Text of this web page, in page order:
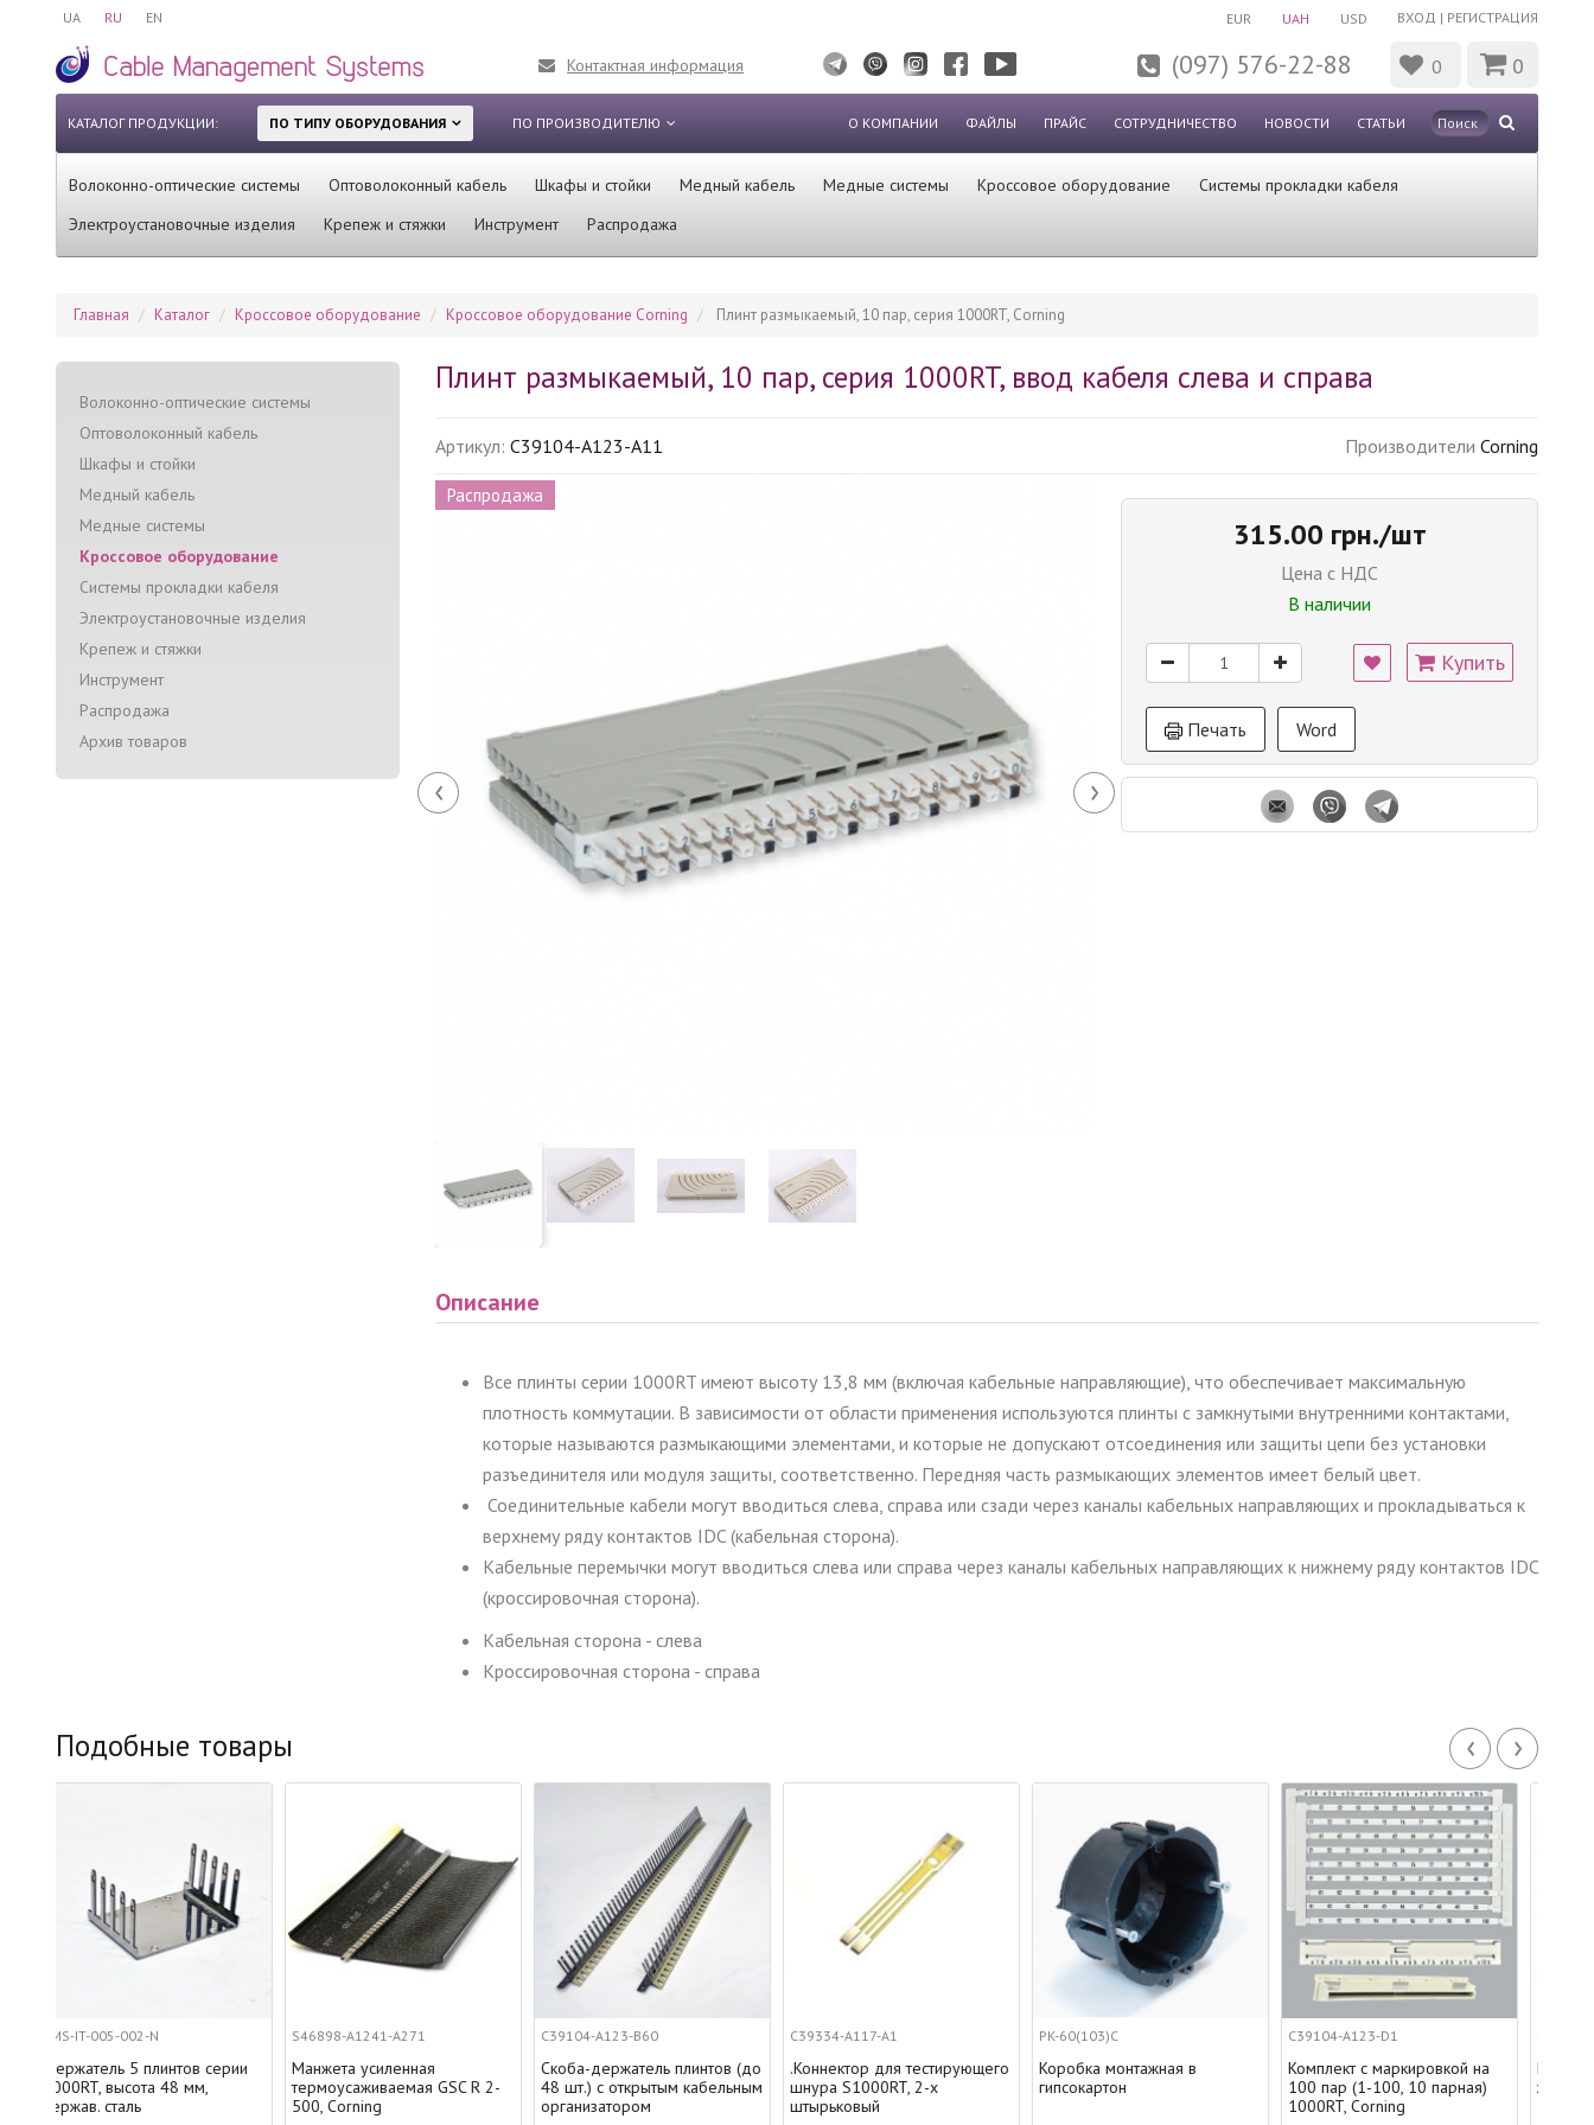
UA RU EN ВХОД | РЕГИСТРАЦИЯ
EUR UAH USD
Контактная информация (097) 576-22-88 0 0
КАТАЛОГ ПРОДУКЦИИ: ПО ТИПУ ОБОРУДОВАНИЯ ПО ПРОИЗВОДИТЕЛЮ О КОМПАНИИ ФАЙЛЫ ПРАЙС СОТРУДНИЧЕСТВО НОВОСТИ СТАТЬИ
Волоконно-оптические системы Оптоволоконный кабель Шкафы и стойки Медный кабель Медные системы Кроссовое оборудование
Системы прокладки кабеля
Электроустановочные изделия
Крепеж и стяжки Инструмент Распродажа
Главная Каталог Кроссовое оборудование Кроссовое оборудование Corning Плинт размыкаемый, 10 пар, серия 1000RT, Corning
Волоконно-оптические системы
Оптоволоконный кабель
Шкафы и стойки
Медный кабель
Медные системы
Кроссовое оборудование
Системы прокладки кабеля
Электроустановочные изделия
Крепеж и стяжки
Инструмент
Распродажа
Архив товаров
Плинт размыкаемый, 10 пар, серия 1000RT, ввод кабеля слева и справа
Артикул: C39104-A123-A11 Производители Corning
Распродажа
‹ ›
315.00 грн./шт
Цена с НДС
В наличии
Купить
Печать Word
Описание
Все плинты серии 1000RT имеют высоту 13,8 мм (включая кабельные направляющие), что обеспечивает максимальную
плотность коммутации. В зависимости от области применения используются плинты с замкнутыми внутренними контактами,
которые называются размыкающими элементами, и которые не допускают отсоединения или защиты цепи без установки
разъединителя или модуля защиты, соответственно. Передняя часть размыкающих элементов имеет белый цвет.
Соединительные кабели могут вводиться слева, справа или сзади через каналы кабельных направляющих и прокладываться к
верхнему ряду контактов IDC (кабельная сторона).
Кабельные перемычки могут вводиться слева или справа через каналы кабельных направляющих к нижнему ряду контактов IDC
(кроссировочная сторона).
Кабельная сторона - слева
Кроссировочная сторона - справа
Подобные товары ‹ ›
S46898-A1241-A271
Манжета усиленная
термоусаживаемая GSC R 2-
500, Corning
C39104-A123-B60
Скоба-держатель плинтов (до
48 шт.) с открытым кабельным
организатором
C39334-A117-A1
.Коннектор для тестирующего
шнура S1000RT, 2-х
штырьковый
PK-60(103)С
Коробка монтажная в
гипсокартон
C39104-A123-D1
Комплект с маркировкой на
100 пар (1-100, 10 парная)
C39104-A115-C560
Маркировочный колпачок
желтый,1000RT, Corning